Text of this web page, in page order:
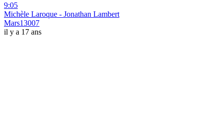
9:05
Michèle Laroque - Jonathan Lambert
Mars13007
il y a 17 ans